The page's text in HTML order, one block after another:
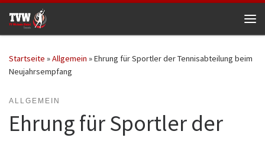
Zum Inhalt springen
Startseite »Allgemein »Ehrung für Sportler der Tennisabteilung beim
Neujahrsempfang
ALLGEMEIN
Ehrung für Sportler der